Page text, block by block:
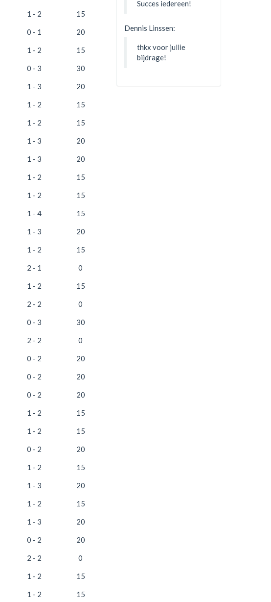
1 - 2 15
0 - 1 20
1 - 2 15
0 - 3 30
1 - 3 20
1 - 2 15
1 - 2 15
1 - 3 20
1 - 3 20
1 - 2 15
1 - 2 15
1 - 4 15
1 - 3 20
1 - 2 15
2 - 1 0
1 - 2 15
2 - 2 0
0 - 3 30
2 - 2 0
0 - 2 20
0 - 2 20
0 - 2 20
1 - 2 15
1 - 2 15
0 - 2 20
1 - 2 15
1 - 3 20
1 - 2 15
1 - 3 20
0 - 2 20
2 - 2 0
1 - 2 15
1 - 2 15
Succes iedereen!
Dennis Linssen:
thkx voor jullie
bijdrage!